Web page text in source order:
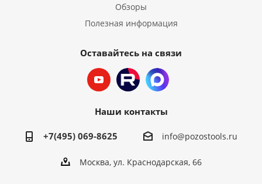
Обзоры
Полезная информация
Оставайтесь на связи
Наши контакты
+7(495) 069-8625 info@pozostools.ru
Москва, ул. Краснодарская, 66